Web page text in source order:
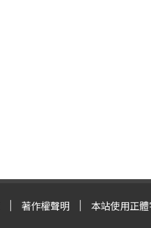
著作權聲明 本站使用正